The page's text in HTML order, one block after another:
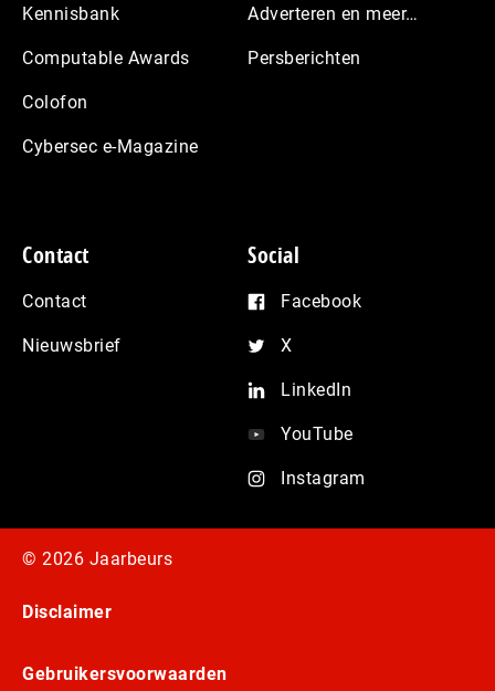
Kennisbank
Computable Awards
Colofon
Cybersec e-Magazine
Adverteren en meer…
Persberichten
Contact
Contact
Nieuwsbrief
Social
Facebook
X
LinkedIn
YouTube
Instagram
© 2026 Jaarbeurs
Disclaimer
Gebruikersvoorwaarden